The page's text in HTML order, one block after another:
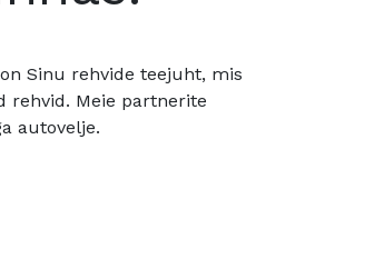
Sinu rehvide teejuht, mis
rehvid. Meie partnerite
autovelje.